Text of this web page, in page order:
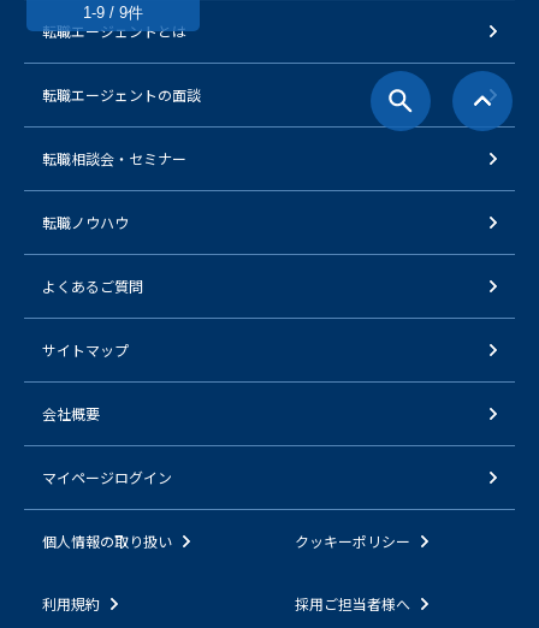
1-9 / 9件
転職エージェントとは
転職エージェントの面談
転職相談会・セミナー
転職ノウハウ
よくあるご質問
サイトマップ
会社概要
マイページログイン
個人情報の取り扱い クッキーポリシー
利用規約 採用ご担当者様へ